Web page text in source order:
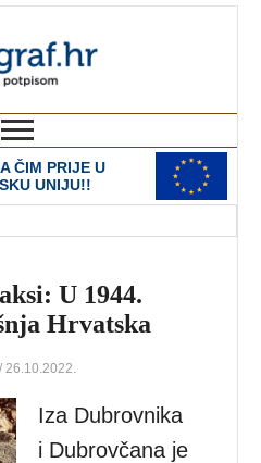
ČIM PRIJE U
UNIJU!!
U 1944.
Hrvatska
26.10.2022.
Iza Dubrovnika
i Dubrovčana je